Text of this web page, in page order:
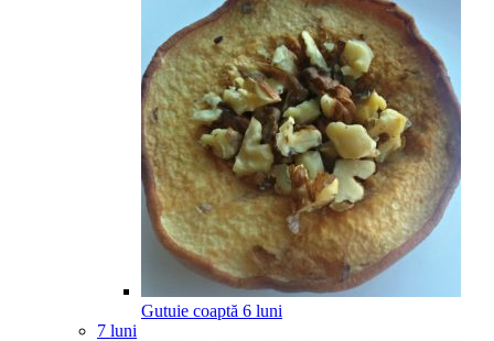
Gutuie coaptă 6 luni
7 luni